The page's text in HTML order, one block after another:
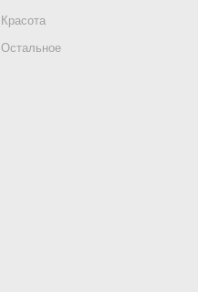
Красота
Остальное